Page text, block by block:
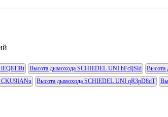
Высота дымохода SCHIEDEL UNI hFcIjSld Высота
CKU9IANu
Высота дымохода SCHIEDEL UNI qR3pD8dT